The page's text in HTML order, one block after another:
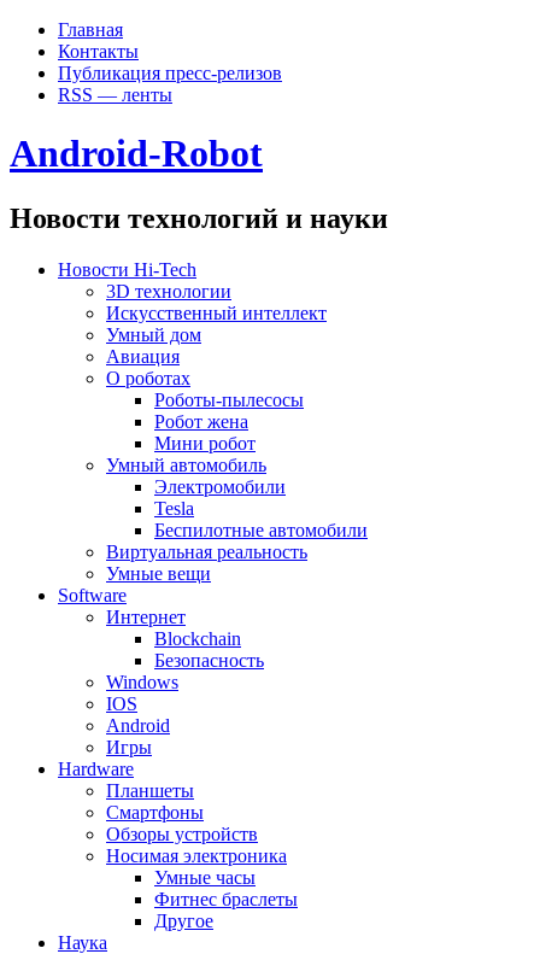
Главная
Контакты
Публикация пресс-релизов
RSS — ленты
Android-Robot
Новости технологий и науки
Новости Hi-Tech
3D технологии
Искусственный интеллект
Умный дом
Авиация
О роботах
Роботы-пылесосы
Робот жена
Мини робот
Умный автомобиль
Электромобили
Tesla
Беспилотные автомобили
Виртуальная реальность
Умные вещи
Software
Интернет
Blockchain
Безопасность
Windows
IOS
Android
Игры
Hardware
Планшеты
Смартфоны
Обзоры устройств
Носимая электроника
Умные часы
Фитнес браслеты
Другое
Наука